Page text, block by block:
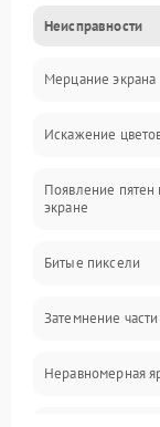
Питание и
Подсветка и
Звук и
Сигнал и приём
Механические
Программное
Неисправности
Мерцание экрана
Искажение
Появление пятен
экране
Битые пиксели
Затемнение
Неравномерная